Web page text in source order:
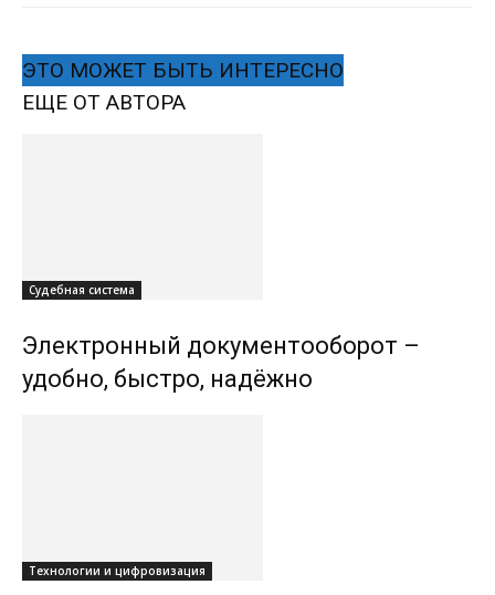
ЭТО МОЖЕТ БЫТЬ ИНТЕРЕСНО
ЕЩЕ ОТ АВТОРА
Судебная система
Электронный документооборот –
удобно, быстро, надёжно
Технологии и цифровизация